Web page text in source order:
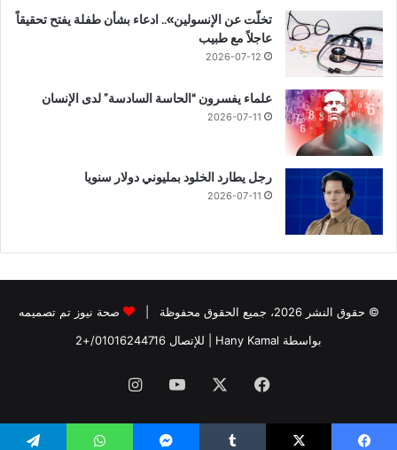
تخلّت عن الإنسولين».. ادعاء بشأن طفلة يفتح تحقيقاً
عاجلاً مع طبيب
2026-07-12
علماء يفسرون “الحاسة السادسة” لدى الإنسان
2026-07-11
رجل يطارد الخلود بمليوني دولار سنويا
2026-07-11
© حقوق النشر 2026، جميع الحقوق محفوظة |
صحة نيوز تم تصميمه
بواسطة Hany Kamal
| للإتصال 01016244716/+2
فيسبوك ‫YouTube